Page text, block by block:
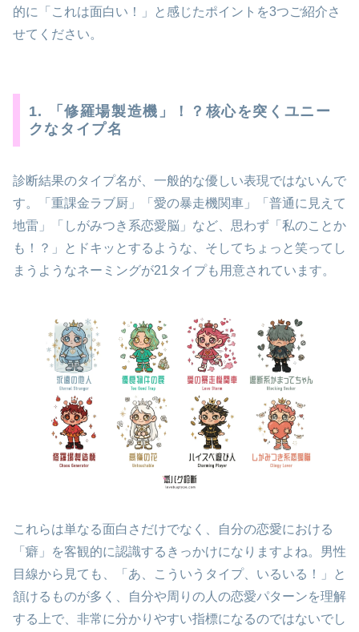
的に「これは面白い！」と感じたポイントを3つご紹介さ
せてください。
1. 「修羅場製造機」！？核心を突くユニー
クなタイプ名
診断結果のタイプ名が、一般的な優しい表現ではないんで
す。「重課金ラブ厨」「愛の暴走機関車」「普通に見えて
地雷」「しがみつき系恋愛脳」など、思わず「私のことか
も！？」とドキッとするような、そしてちょっと笑ってし
まうようなネーミングが21タイプも用意されています。
これらは単なる面白さだけでなく、自分の恋愛における
「癖」を客観的に認識するきっかけになりますよね。男性
目線から見ても、「あ、こういうタイプ、いるいる！」と
頷けるものが多く、自分や周りの人の恋愛パターンを理解
する上で、非常に分かりやすい指標になるのではないでし